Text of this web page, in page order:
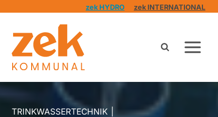
springen
zek HYDRO zek INTERNATIONAL
TRINKWASSERTECHNIK